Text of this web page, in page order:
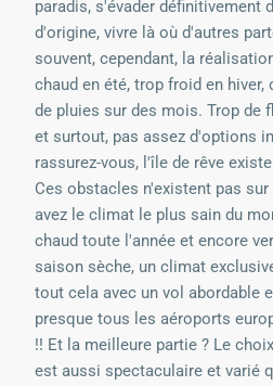
paradis, s'évader définitivement
d'origine, vivre là où d'autres
souvent, cependant, la
chaud en été, trop froid en
de pluies sur des mois. Trop de
et surtout, pas assez d'options
rassurez-vous, l'île de rêve
Ces obstacles n'existent pas
avez le climat le plus sain du
chaud toute l'année et encore
saison sèche, un climat
tout cela avec un vol abordable
presque tous les aéroports
!! Et la meilleure partie ? Le
est aussi spectaculaire et varié